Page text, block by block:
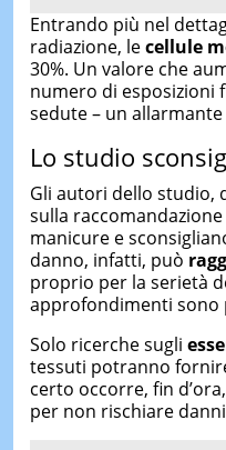
Entrando più nel
radiazione, lecellule
30%. Un valore che
numero di esposizioni
sedute – un allarmante
Lo studio
Gli autori dello studio,
sulla
manicure e
danno, infatti, può
proprio per la serietà
approfondimenti sono
Solo ricerche sugli
tessuti potranno
certo occorre, fin
per non rischiare